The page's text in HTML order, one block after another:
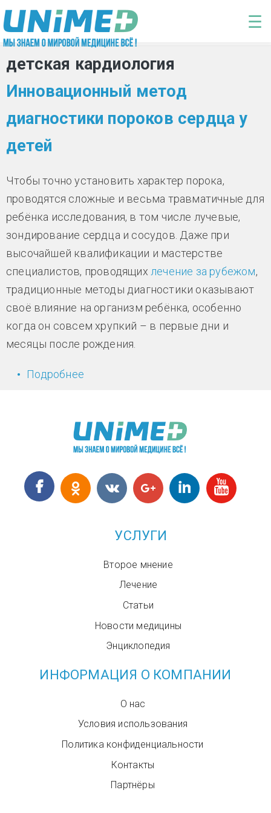
Перейти к основному содержанию
☰
детская кардиология
Инновационный метод
диагностики пороков сердца у
детей
Чтобы точно установить характер порока,
проводятся сложные и весьма травматичные для
ребёнка исследования, в том числе лучевые,
зондирование сердца и сосудов. Даже при
высочайшей квалификации и мастерстве
специалистов, проводящих лечение за рубежом,
традиционные методы диагностики оказывают
своё влияние на организм ребёнка, особенно
когда он совсем хрупкий – в первые дни и
месяцы после рождения.
Подробнее
УСЛУГИ
Второе мнение
Лечение
Статьи
Новости медицины
Энциклопедия
ИНФОРМАЦИЯ О КОМПАНИИ
О нас
Условия использования
Политика конфиденциальности
Контакты
Партнёры